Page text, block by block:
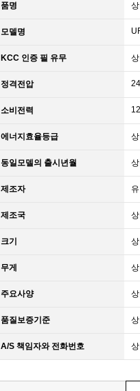
품명
모델명
KCC 인증 필 유무
정격전압
소비전력
에너지효율등급
동일모델의 출시년월
제조자
제조국
크기
무게
주요사양
품질보증기준
A/S 책임자와 전화번호